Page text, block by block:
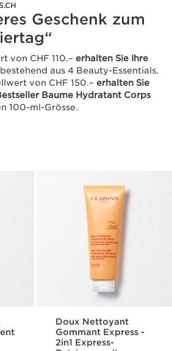
Geschenk zum
von CHF 110.– erhalten Sie Ihre
aus 4 Beauty-Essentials.
von CHF 150.– erhalten Sie
Baume Hydratant Corps
100-ml-Grösse.
Doux Nettoyant
Gommant Express -
2in1 Express-